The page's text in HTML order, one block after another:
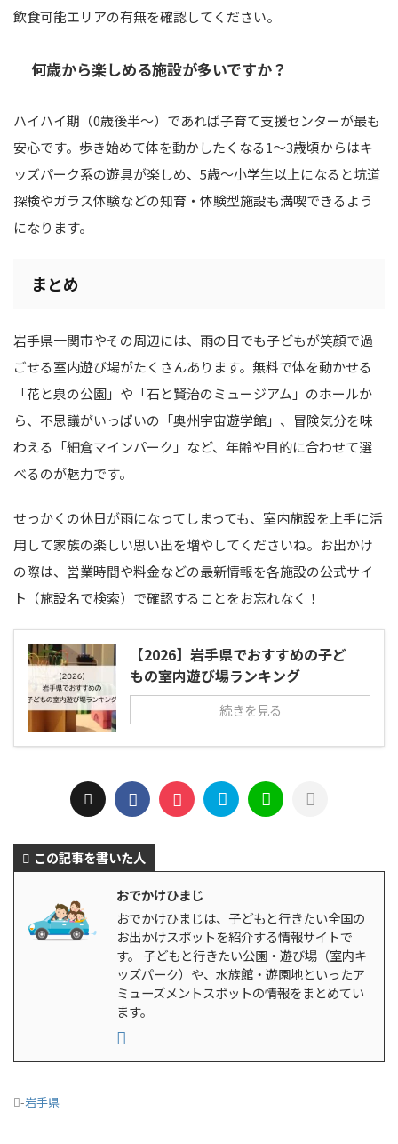
飲食可能エリアの有無を確認してください。
何歳から楽しめる施設が多いですか？
ハイハイ期（0歳後半〜）であれば子育て支援センターが最も
安心です。歩き始めて体を動かしたくなる1〜3歳頃からはキ
ッズパーク系の遊具が楽しめ、5歳〜小学生以上になると坑道
探検やガラス体験などの知育・体験型施設も満喫できるよう
になります。
まとめ
岩手県一関市やその周辺には、雨の日でも子どもが笑顔で過
ごせる室内遊び場がたくさんあります。無料で体を動かせる
「花と泉の公園」や「石と賢治のミュージアム」のホールか
ら、不思議がいっぱいの「奥州宇宙遊学館」、冒険気分を味
わえる「細倉マインパーク」など、年齢や目的に合わせて選
べるのが魅力です。
せっかくの休日が雨になってしまっても、室内施設を上手に活
用して家族の楽しい思い出を増やしてくださいね。お出かけ
の際は、営業時間や料金などの最新情報を各施設の公式サイ
ト（施設名で検索）で確認することをお忘れなく！
【2026】岩手県でおすすめの子ど
もの室内遊び場ランキング
続きを見る
この記事を書いた人
おでかけひまじ
おでかけひまじは、子どもと行きたい全国の
お出かけスポットを紹介する情報サイトで
す。 子どもと行きたい公園・遊び場（室内キ
ッズパーク）や、水族館・遊園地といったア
ミューズメントスポットの情報をまとめてい
ます。
-岩手県